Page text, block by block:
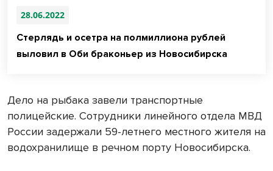
28.06.2022
Стерлядь и осетра на полмиллиона рублей
выловил в Оби браконьер из Новосибирска
Дело на рыбака завели транспортные
полицейские. Сотрудники линейного отдела МВД
России задержали 59-летнего местного жителя на
водохранилище в речном порту Новосибирска.